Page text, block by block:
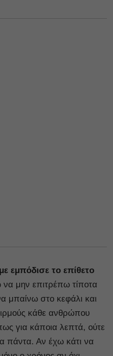
εμπόδισε το επίθετο
μην επιτρέπω τίποτα
μπαίνω στο κεφάλι και
κάθε ανθρώπου
για κάποια λεπτά, ούτε
πάντα. Αν έχω κάτι να